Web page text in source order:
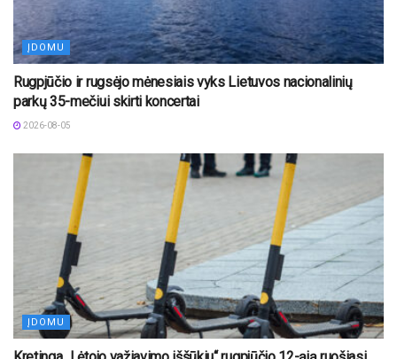
ĮDOMU
Rugpjūčio ir rugsėjo mėnesiais vyks Lietuvos nacionalinių
parkų 35-mečiui skirti koncertai
2026-08-05
ĮDOMU